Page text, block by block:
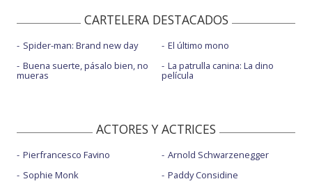
CARTELERA DESTACADOS
Spider-man: Brand new day
Buena suerte, pásalo bien, no
mueras
El último mono
La patrulla canina: La dino
película
ACTORES Y ACTRICES
Pierfrancesco Favino
Sophie Monk
Arnold Schwarzenegger
Paddy Considine